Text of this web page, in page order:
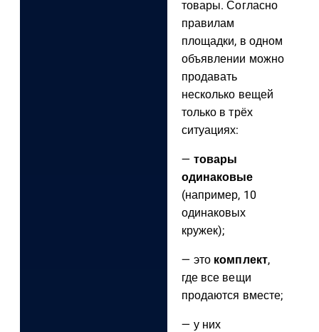
товары. Согласно
правилам
площадки, в одном
объявлении можно
продавать
несколько вещей
только в трёх
ситуациях:
— товары
одинаковые
(например, 10
одинаковых
кружек);
— это комплект,
где все вещи
продаются вместе;
— у них